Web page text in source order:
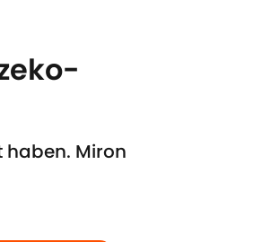
haben. Miron